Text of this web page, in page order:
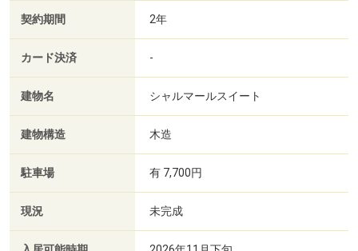
契約期間 2年
カード決済 -
建物名 シャルマールスイート
建物構造 木造
駐車場 有 7,700円
現況 未完成